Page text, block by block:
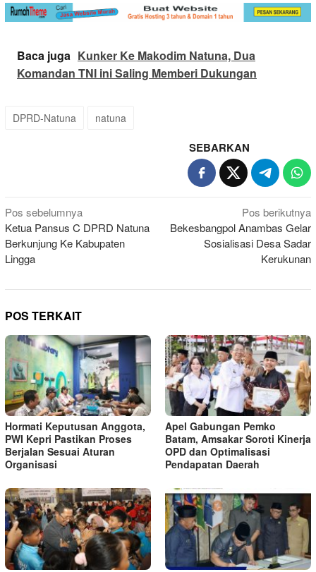
Baca juga Kunker Ke Makodim Natuna, Dua
Komandan TNI ini Saling Memberi Dukungan
DPRD-Natuna natuna
SEBARKAN
Navigasi
pos
Pos sebelumnya
Ketua Pansus C DPRD Natuna
Berkunjung Ke Kabupaten
Lingga
Pos berikutnya
Bekesbangpol Anambas Gelar
Sosialisasi Desa Sadar
Kerukunan
POS TERKAIT
Hormati Keputusan Anggota,
PWI Kepri Pastikan Proses
Berjalan Sesuai Aturan
Organisasi
Apel Gabungan Pemko
Batam, Amsakar Soroti Kinerja
OPD dan Optimalisasi
Pendapatan Daerah